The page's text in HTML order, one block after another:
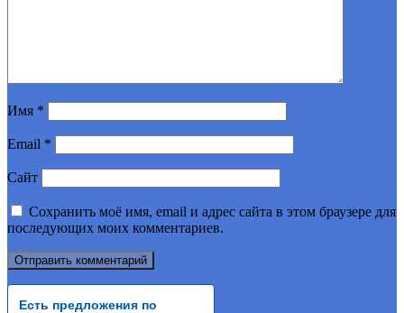
Имя *
Email *
Сайт
Сохранить моё имя, email и адрес сайта в этом браузере для
последующих моих комментариев.
Есть предложения по